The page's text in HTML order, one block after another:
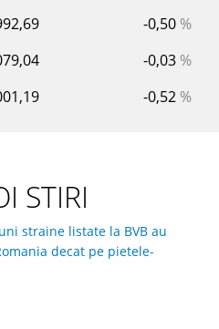
-0,50 %
-0,03 %
-0,52 %
STIRI
straine listate la BVB au
decat pe pietele-